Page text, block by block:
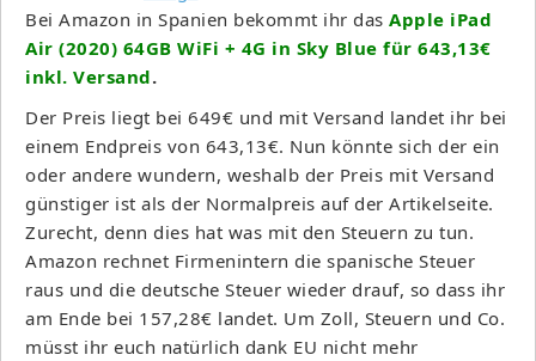
Bei Amazon in Spanien bekommt ihr das Apple iPad
Air (2020) 64GB WiFi + 4G in Sky Blue für 643,13€
inkl. Versand.
Der Preis liegt bei 649€ und mit Versand landet ihr bei
einem Endpreis von 643,13€. Nun könnte sich der ein
oder andere wundern, weshalb der Preis mit Versand
günstiger ist als der Normalpreis auf der Artikelseite.
Zurecht, denn dies hat was mit den Steuern zu tun.
Amazon rechnet Firmenintern die spanische Steuer
raus und die deutsche Steuer wieder drauf, so dass ihr
am Ende bei 157,28€ landet. Um Zoll, Steuern und Co.
müsst ihr euch natürlich dank EU nicht mehr